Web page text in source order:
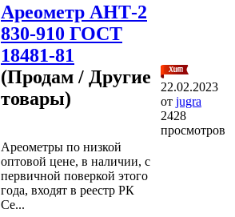
Ареометр АНТ-2
830-910 ГОСТ
18481-81
(Продам / Другие
товары)
Ареометры по низкой
оптовой цене, в наличии, с
первичной поверкой этого
года, входят в реестр РК
Се...
22.02.2023
от jugra
2428
просмотров